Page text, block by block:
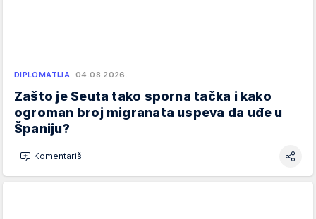
DIPLOMATIJA 04.08.2026.
Zašto je Seuta tako sporna tačka i kako
ogroman broj migranata uspeva da uđe u
Španiju?
Komentariši